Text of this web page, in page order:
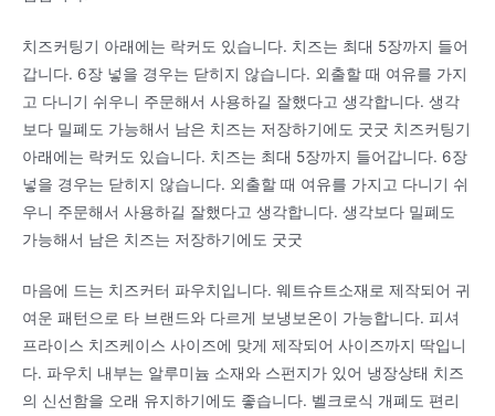
치즈커팅기 아래에는 락커도 있습니다. 치즈는 최대 5장까지 들어
갑니다. 6장 넣을 경우는 닫히지 않습니다. 외출할 때 여유를 가지
고 다니기 쉬우니 주문해서 사용하길 잘했다고 생각합니다. 생각
보다 밀폐도 가능해서 남은 치즈는 저장하기에도 굿굿 치즈커팅기
아래에는 락커도 있습니다. 치즈는 최대 5장까지 들어갑니다. 6장
넣을 경우는 닫히지 않습니다. 외출할 때 여유를 가지고 다니기 쉬
우니 주문해서 사용하길 잘했다고 생각합니다. 생각보다 밀폐도
가능해서 남은 치즈는 저장하기에도 굿굿
마음에 드는 치즈커터 파우치입니다. 웨트슈트소재로 제작되어 귀
여운 패턴으로 타 브랜드와 다르게 보냉보온이 가능합니다. 피셔
프라이스 치즈케이스 사이즈에 맞게 제작되어 사이즈까지 딱입니
다. 파우치 내부는 알루미늄 소재와 스펀지가 있어 냉장상태 치즈
의 신선함을 오래 유지하기에도 좋습니다. 벨크로식 개폐도 편리